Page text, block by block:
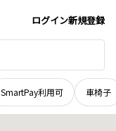
ログイン新規登録
SmartPay利用可 車椅子